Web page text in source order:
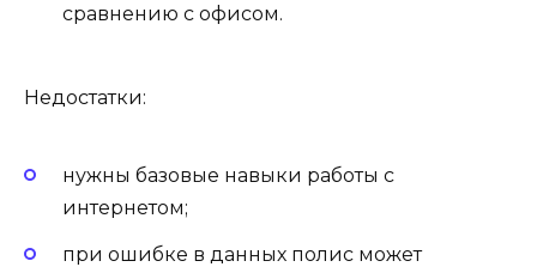
сравнению с офисом.
Недостатки:
нужны базовые навыки работы с
интернетом;
при ошибке в данных полис может